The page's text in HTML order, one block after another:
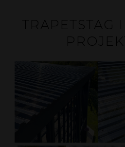
TRAPETSTAG